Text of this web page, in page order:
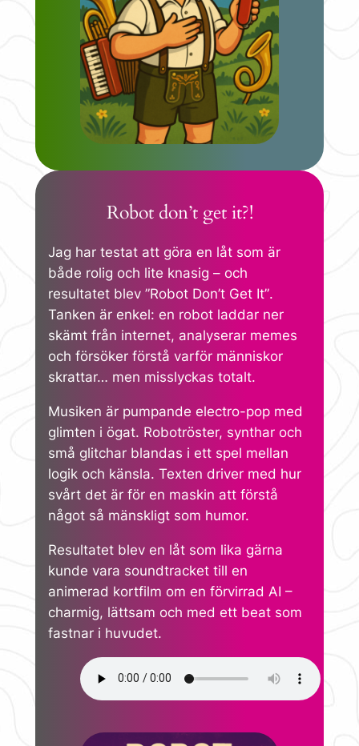
Robot don’t get it?!
Jag har testat att göra en låt som är
både rolig och lite knasig – och
resultatet blev ”Robot Don’t Get It”.
Tanken är enkel: en robot laddar ner
skämt från internet, analyserar memes
och försöker förstå varför människor
skrattar… men misslyckas totalt.
Musiken är pumpande electro-pop med
glimten i ögat. Robotröster, synthar och
små glitchar blandas i ett spel mellan
logik och känsla. Texten driver med hur
svårt det är för en maskin att förstå
något så mänskligt som humor.
Resultatet blev en låt som lika gärna
kunde vara soundtracket till en
animerad kortfilm om en förvirrad AI –
charmig, lättsam och med ett beat som
fastnar i huvudet.